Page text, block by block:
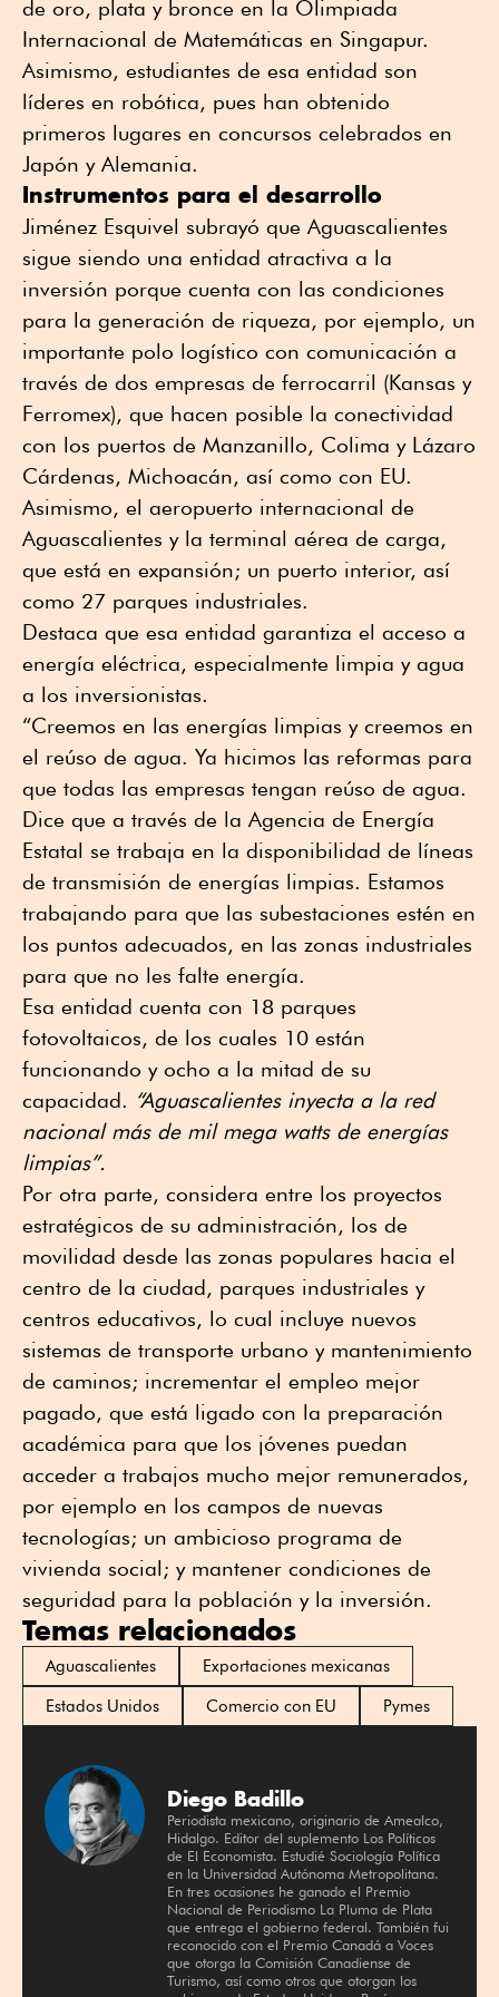
de oro, plata y bronce en la Olimpiada
Internacional de Matemáticas en Singapur.
Asimismo, estudiantes de esa entidad son
líderes en robótica, pues han obtenido
primeros lugares en concursos celebrados en
Japón y Alemania.
Instrumentos para el desarrollo
Jiménez Esquivel subrayó que Aguascalientes
sigue siendo una entidad atractiva a la
inversión porque cuenta con las condiciones
para la generación de riqueza, por ejemplo, un
importante polo logístico con comunicación a
través de dos empresas de ferrocarril (Kansas y
Ferromex), que hacen posible la conectividad
con los puertos de Manzanillo, Colima y Lázaro
Cárdenas, Michoacán, así como con EU.
Asimismo, el aeropuerto internacional de
Aguascalientes y la terminal aérea de carga,
que está en expansión; un puerto interior, así
como 27 parques industriales.
Destaca que esa entidad garantiza el acceso a
energía eléctrica, especialmente limpia y agua
a los inversionistas.
“Creemos en las energías limpias y creemos en
el reúso de agua. Ya hicimos las reformas para
que todas las empresas tengan reúso de agua.
Dice que a través de la Agencia de Energía
Estatal se trabaja en la disponibilidad de líneas
de transmisión de energías limpias. Estamos
trabajando para que las subestaciones estén en
los puntos adecuados, en las zonas industriales
para que no les falte energía.
Esa entidad cuenta con 18 parques
fotovoltaicos, de los cuales 10 están
funcionando y ocho a la mitad de su
capacidad. “Aguascalientes inyecta a la red
nacional más de mil mega watts de energías
limpias”.
Por otra parte, considera entre los proyectos
estratégicos de su administración, los de
movilidad desde las zonas populares hacia el
centro de la ciudad, parques industriales y
centros educativos, lo cual incluye nuevos
sistemas de transporte urbano y mantenimiento
de caminos; incrementar el empleo mejor
pagado, que está ligado con la preparación
académica para que los jóvenes puedan
acceder a trabajos mucho mejor remunerados,
por ejemplo en los campos de nuevas
tecnologías; un ambicioso programa de
vivienda social; y mantener condiciones de
seguridad para la población y la inversión.
Temas relacionados
Aguascalientes
Exportaciones mexicanas
Estados Unidos
Comercio con EU Pymes
Diego Badillo
Periodista mexicano, originario de Amealco,
Hidalgo. Editor del suplemento Los Políticos
de El Economista. Estudié Sociología Política
en la Universidad Autónoma Metropolitana.
En tres ocasiones he ganado el Premio
Nacional de Periodismo La Pluma de Plata
que entrega el gobierno federal. También fui
reconocido con el Premio Canadá a Voces
que otorga la Comisión Canadiense de
Turismo, así como otros que otorgan los